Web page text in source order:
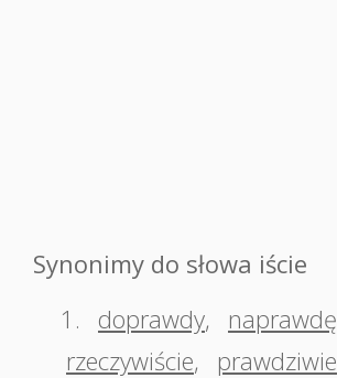
Synonimy do słowa iście
1.
doprawdy, naprawdę
rzeczywiście, prawdziwie